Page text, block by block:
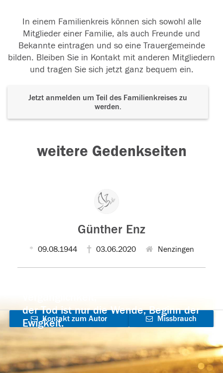
In einem Familienkreis können sich sowohl alle
Mitglieder einer Familie, als auch Freunde und
Bekannte eintragen und so eine Trauergemeinde
bilden. Bleiben Sie in Kontakt mit anderen Mitgliedern
und tragen Sie sich jetzt ganz bequem ein.
Jetzt anmelden um Teil des Familienkreises zu
werden.
weitere Gedenkseiten
Günther Enz
09.08.1944 03.06.2020 Nenzingen
der Tod ist nur die Wende, Beginn der
Ewigkeit.
Kontakt zum Autor
aufnehmen
Missbrauch